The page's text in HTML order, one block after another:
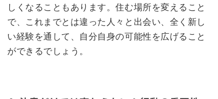
しくなることもあります。住む場所を変えること
で、これまでとは違った人々と出会い、全く新し
い経験を通して、自分自身の可能性を広げること
ができるでしょう。